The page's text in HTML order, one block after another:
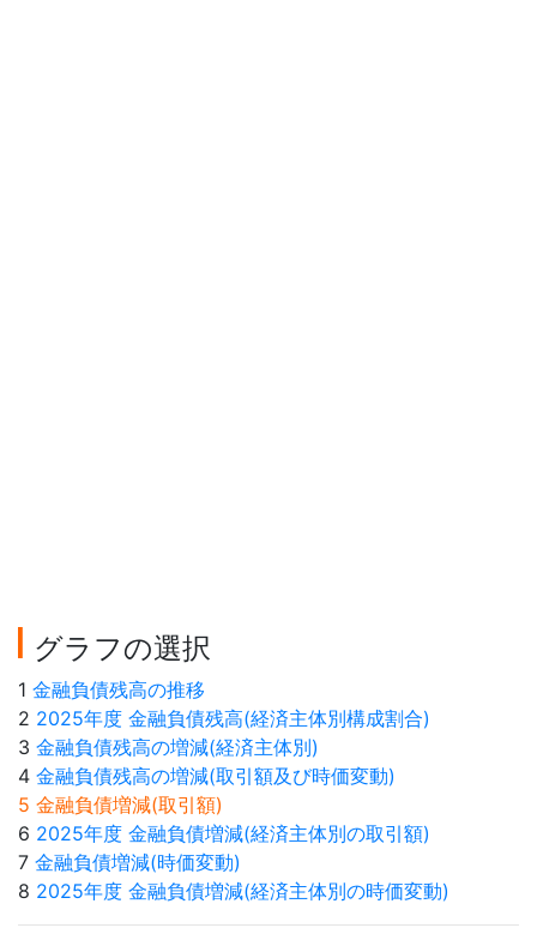
グラフの選択
1 金融負債残高の推移
2 2025年度 金融負債残高(経済主体別構成割合)
3 金融負債残高の増減(経済主体別)
4 金融負債残高の増減(取引額及び時価変動)
5 金融負債増減(取引額)
6 2025年度 金融負債増減(経済主体別の取引額)
7 金融負債増減(時価変動)
8 2025年度 金融負債増減(経済主体別の時価変動)